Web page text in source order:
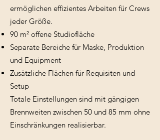
ermöglichen effizientes Arbeiten für Crews
jeder Größe.
90 m² offene Studiofläche
Separate Bereiche für Maske, Produktion
und Equipment
Zusätzliche Flächen für Requisiten und
Setup
Totale Einstellungen sind mit gängigen
Brennweiten zwischen 50 und 85 mm ohne
Einschränkungen realisierbar.